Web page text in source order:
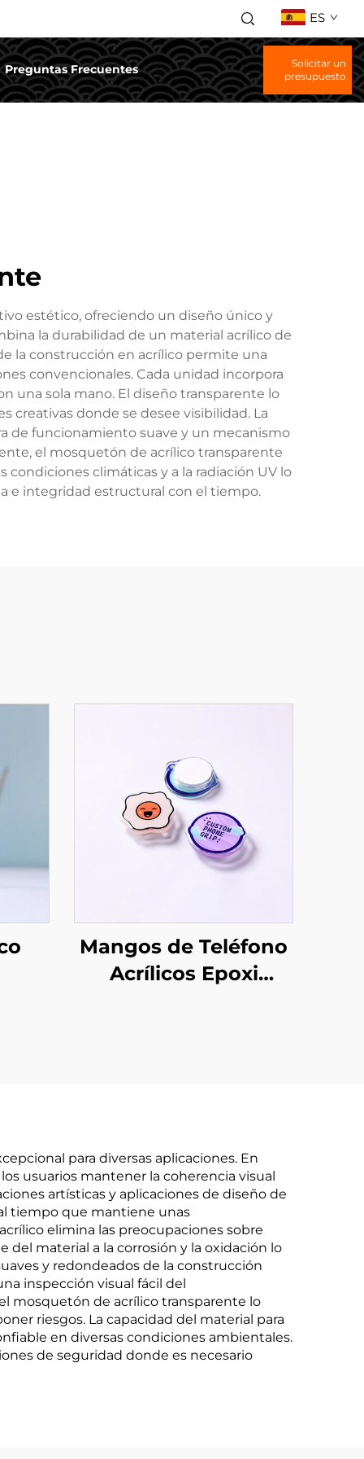
ES
Preguntas Frecuentes
Solicitar un
presupuesto
estético, ofreciendo un diseño único y
la durabilidad de un material acrílico de
la construcción en acrílico permite una
convencionales. Cada unidad incorpora
una sola mano. El diseño transparente lo
creativas donde se desee visibilidad. La
de funcionamiento suave y un mecanismo
el mosquetón de acrílico transparente
climáticas y a la radiación UV lo
e integridad estructural con el tiempo.
Mangos de Teléfono
Acrílicos Epoxi
para diversas aplicaciones. En
usuarios mantener la coherencia visual
artísticas y aplicaciones de diseño de
tiempo que mantiene unas
elimina las preocupaciones sobre
del material a la corrosión y la oxidación lo
y redondeados de la construcción
inspección visual fácil del
mosquetón de acrílico transparente lo
riesgos. La capacidad del material para
en diversas condiciones ambientales.
de seguridad donde es necesario